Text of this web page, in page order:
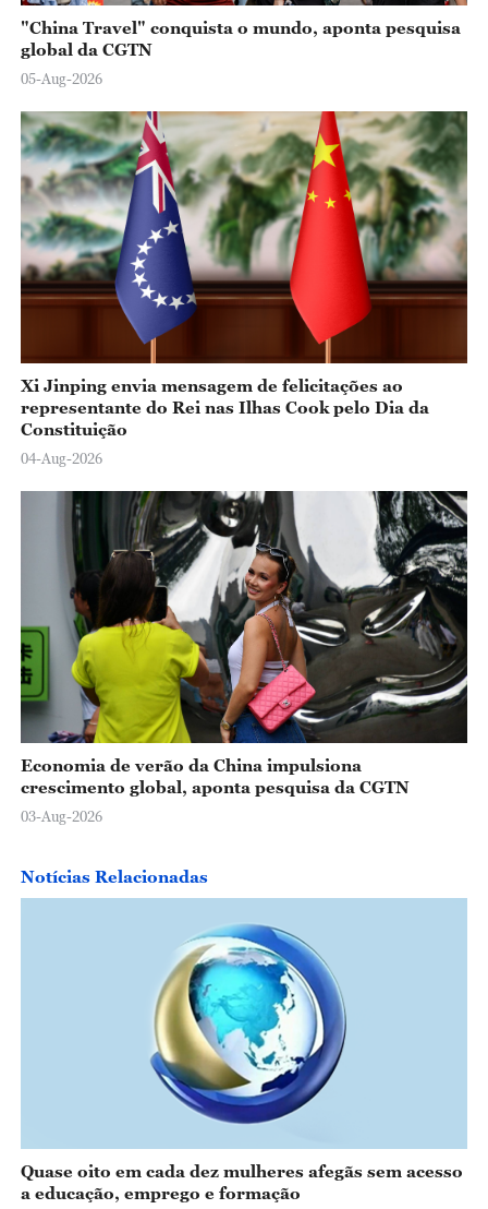
"China Travel" conquista o mundo, aponta pesquisa
global da CGTN
05-Aug-2026
Xi Jinping envia mensagem de felicitações ao
representante do Rei nas Ilhas Cook pelo Dia da
Constituição
04-Aug-2026
Economia de verão da China impulsiona
crescimento global, aponta pesquisa da CGTN
03-Aug-2026
Notícias Relacionadas
Quase oito em cada dez mulheres afegãs sem acesso
a educação, emprego e formação